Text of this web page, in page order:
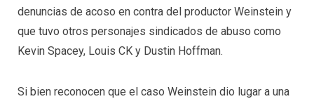
denuncias de acoso en contra del productor Weinstein y
que tuvo otros personajes sindicados de abuso como
Kevin Spacey, Louis CK y Dustin Hoffman.
Si bien reconocen que el caso Weinstein dio lugar a una